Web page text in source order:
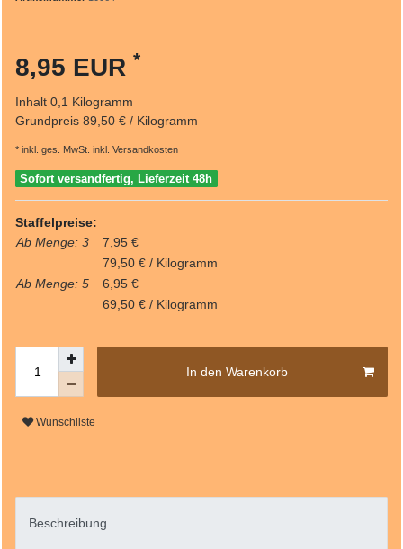
8,95 EUR *
Inhalt 0,1 Kilogramm
Grundpreis 89,50 € / Kilogramm
* inkl. ges. MwSt. inkl. Versandkosten
Sofort versandfertig, Lieferzeit 48h
Staffelpreise:
Ab Menge: 3
7,95 €
79,50 € / Kilogramm
Ab Menge: 5
6,95 €
69,50 € / Kilogramm
In den Warenkorb
Wunschliste
Beschreibung